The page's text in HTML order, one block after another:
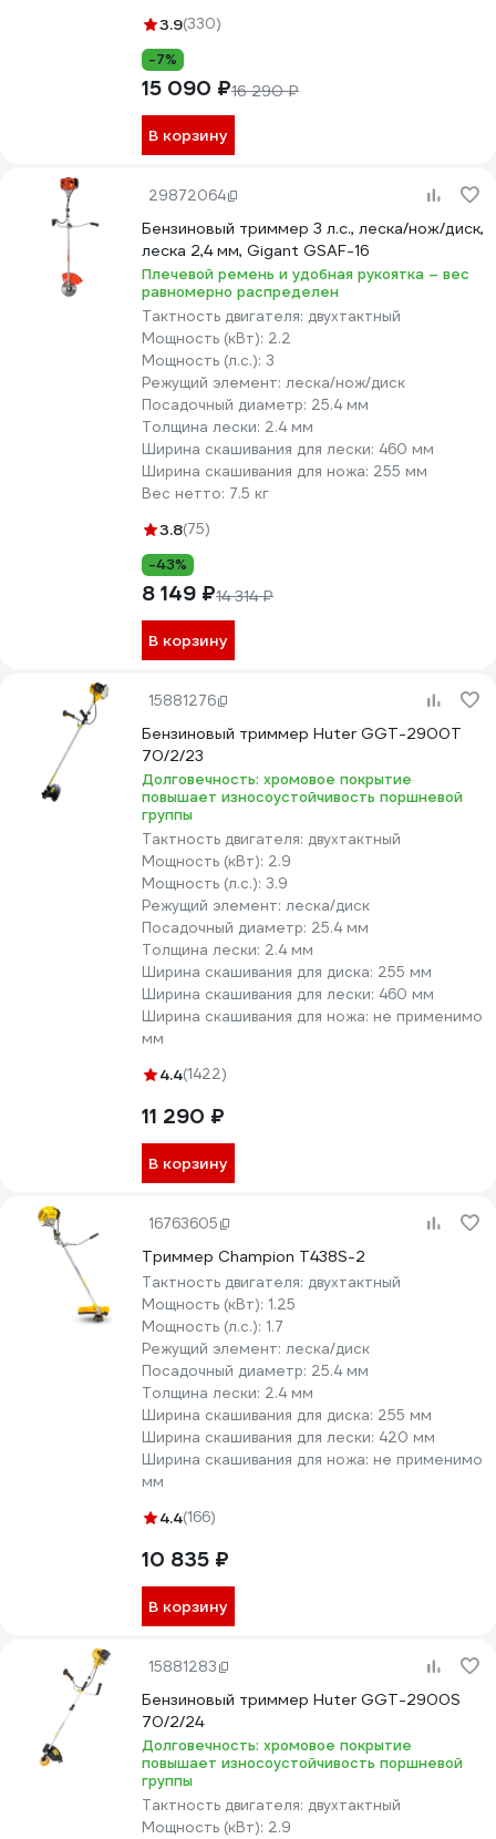
3.9(330)
-7%
15 090 ₽16 290 ₽
В корзину
29872064
Бензиновый триммер 3 л.с., леска/нож/диск,
леска 2,4 мм, Gigant GSAF-16
Плечевой ремень и удобная рукоятка – вес
равномерно распределен
Тактность двигателя: двухтактный
Мощность (кВт): 2.2
Мощность (л.с.): 3
Режущий элемент: леска/нож/диск
Посадочный диаметр: 25.4 мм
Толщина лески: 2.4 мм
Ширина скашивания для лески: 460 мм
Ширина скашивания для ножа: 255 мм
Вес нетто: 7.5 кг
3.8(75)
-43%
8 149 ₽14 314 ₽
В корзину
15881276
Бензиновый триммер Huter GGT-2900T
70/2/23
Долговечность: хромовое покрытие
повышает износоустойчивость поршневой
группы
Тактность двигателя: двухтактный
Мощность (кВт): 2.9
Мощность (л.с.): 3.9
Режущий элемент: леска/диск
Посадочный диаметр: 25.4 мм
Толщина лески: 2.4 мм
Ширина скашивания для диска: 255 мм
Ширина скашивания для лески: 460 мм
Ширина скашивания для ножа: не применимо
мм
4.4(1422)
11 290 ₽
В корзину
16763605
Триммер Champion T438S-2
Тактность двигателя: двухтактный
Мощность (кВт): 1.25
Мощность (л.с.): 1.7
Режущий элемент: леска/диск
Посадочный диаметр: 25.4 мм
Толщина лески: 2.4 мм
Ширина скашивания для диска: 255 мм
Ширина скашивания для лески: 420 мм
Ширина скашивания для ножа: не применимо
мм
4.4(166)
10 835 ₽
В корзину
15881283
Бензиновый триммер Huter GGT-2900S
70/2/24
Долговечность: хромовое покрытие
повышает износоустойчивость поршневой
группы
Тактность двигателя: двухтактный
Мощность (кВт): 2.9